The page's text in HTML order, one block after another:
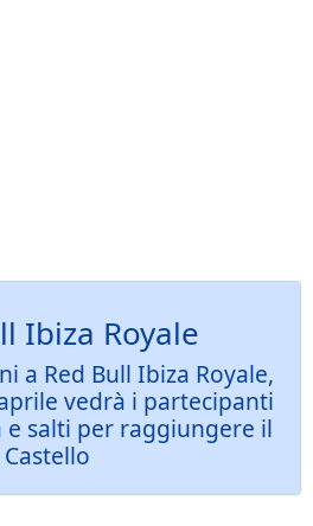
Ibiza Royale
a Red Bull Ibiza Royale,
vedrà i partecipanti
e salti per raggiungere il
Castello